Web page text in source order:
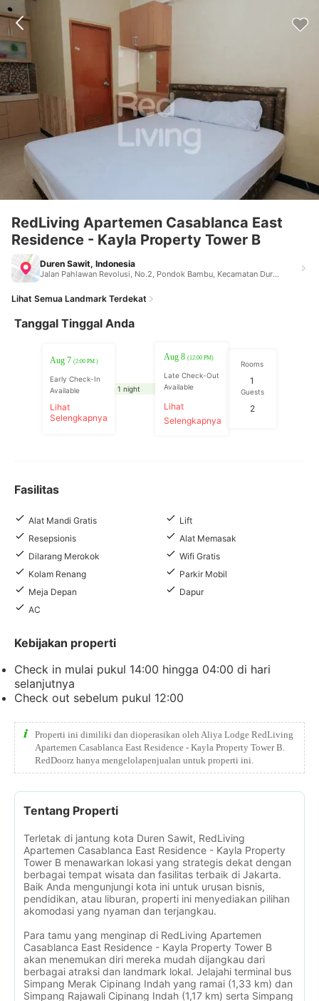
RedLiving Apartemen Casablanca East
Residence - Kayla Property Tower B
Duren Sawit, Indonesia
Jalan Pahlawan Revolusi, No.2, Pondok Bambu, Kecamatan Duren Sawit Tower B Kios KBA 1-7 Kayla Property Office Duren Sawit Indonesia 13430
Lihat Semua Landmark Terdekat
Tanggal Tinggal Anda
Aug 7 (2:00 PM )
Early Check-In
Available
Lihat
Selengkapnya
1 night
Aug 8(12:00 PM)
Late Check-Out
Available
Lihat
Selengkapnya
Rooms
1
Guests
2
Fasilitas
Alat Mandi Gratis
Lift
Resepsionis
Alat Memasak
Dilarang Merokok
Wifi Gratis
Kolam Renang
Parkir Mobil
Meja Depan
Dapur
AC
Kebijakan properti
Check in mulai pukul 14:00 hingga 04:00 di hari
selanjutnya
Check out sebelum pukul 12:00
Properti ini dimiliki dan dioperasikan oleh Aliya Lodge RedLiving
Apartemen Casablanca East Residence - Kayla Property Tower B.
RedDoorz hanya mengelolapenjualan untuk properti ini.
Tentang Properti
Terletak di jantung kota Duren Sawit, RedLiving
Apartemen Casablanca East Residence - Kayla Property
Tower B menawarkan lokasi yang strategis dekat dengan
berbagai tempat wisata dan fasilitas terbaik di Jakarta.
Baik Anda mengunjungi kota ini untuk urusan bisnis,
pendidikan, atau liburan, properti ini menyediakan pilihan
akomodasi yang nyaman dan terjangkau.
Para tamu yang menginap di RedLiving Apartemen
Casablanca East Residence - Kayla Property Tower B
akan menemukan diri mereka mudah dijangkau dari
berbagai atraksi dan landmark lokal. Jelajahi terminal bus
Simpang Merak Cipinang Indah yang ramai (1,33 km) dan
Simpang Rajawali Cipinang Indah (1,17 km) serta Simpang